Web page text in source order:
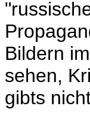
Bildern
sehen,
gibts